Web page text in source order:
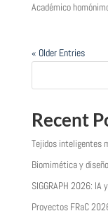
Académico
« Older Entries
Recent
Tejidos inteligentes
Biomimética y
SIGGRAPH 2026: IA
Proyectos FRaC